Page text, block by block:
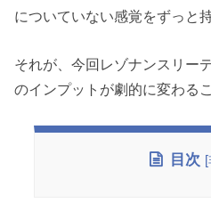
についていない感覚をずっと
それが、今回レゾナンスリー
のインプットが劇的に変わる
目次 [